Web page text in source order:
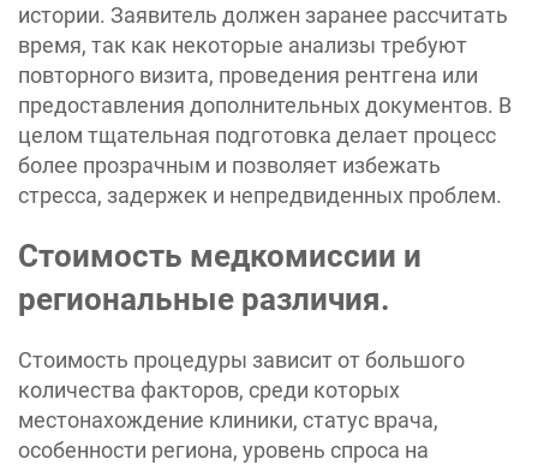
истории. Заявитель должен заранее рассчитать
время, так как некоторые анализы требуют
повторного визита, проведения рентгена или
предоставления дополнительных документов. В
целом тщательная подготовка делает процесс
более прозрачным и позволяет избежать
стресса, задержек и непредвиденных проблем.
Стоимость медкомиссии и
региональные различия.
Стоимость процедуры зависит от большого
количества факторов, среди которых
местонахождение клиники, статус врача,
особенности региона, уровень спроса на